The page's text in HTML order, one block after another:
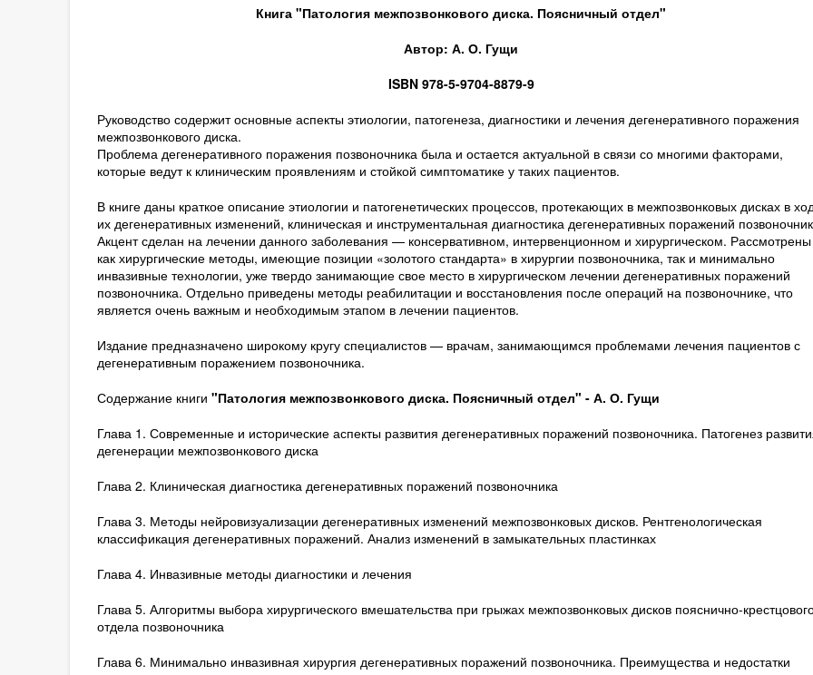
Книга "Патология межпозвонкового диска. Поясничный отдел"
Автор: А. О. Гущи
ISBN 978-5-9704-8879-9
Руководство содержит основные аспекты этиологии, патогенеза, диагностики и лечения дегенеративного поражения
межпозвонкового диска.
Проблема дегенеративного поражения позвоночника была и остается актуальной в связи со многими факторами,
которые ведут к клиническим проявлениям и стойкой симптоматике у таких пациентов.
В книге даны краткое описание этиологии и патогенетических процессов, протекающих в межпозвонковых дисках в
их дегенеративных изменений, клиническая и инструментальная диагностика дегенеративных поражений
Акцент сделан на лечении данного заболевания — консервативном, интервенционном и хирургическом. Рассмотрены
как хирургические методы, имеющие позиции «золотого стандарта» в хирургии позвоночника, так и минимально
инвазивные технологии, уже твердо занимающие свое место в хирургическом лечении дегенеративных поражений
позвоночника. Отдельно приведены методы реабилитации и восстановления после операций на позвоночнике, что
является очень важным и необходимым этапом в лечении пациентов.
Издание предназначено широкому кругу специалистов — врачам, занимающимся проблемами лечения пациентов с
дегенеративным поражением позвоночника.
Содержание книги "Патология межпозвонкового диска. Поясничный отдел" - А. О. Гущи
Глава 1. Современные и исторические аспекты развития дегенеративных поражений позвоночника. Патогенез
дегенерации межпозвонкового диска
Глава 2. Клиническая диагностика дегенеративных поражений позвоночника
Глава 3. Методы нейровизуализации дегенеративных изменений межпозвонковых дисков. Рентгенологическая
классификация дегенеративных поражений. Анализ изменений в замыкательных пластинках
Глава 4. Инвазивные методы диагностики и лечения
Глава 5. Алгоритмы выбора хирургического вмешательства при грыжах межпозвонковых дисков пояснично-
отдела позвоночника
Глава 6. Минимально инвазивная хирургия дегенеративных поражений позвоночника. Преимущества и недостатки